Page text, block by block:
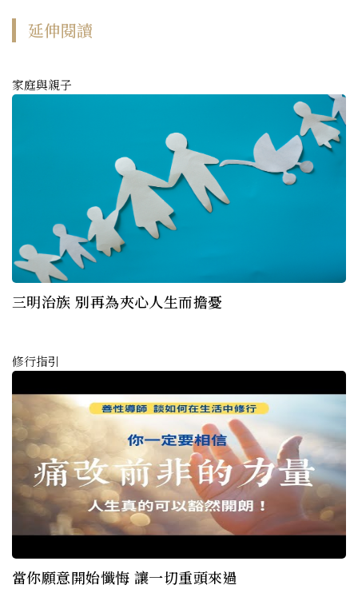
延伸閱讀
家庭與親子
三明治族 別再為夾心人生而擔憂
修行指引
當你願意開始懺悔 讓一切重頭來過